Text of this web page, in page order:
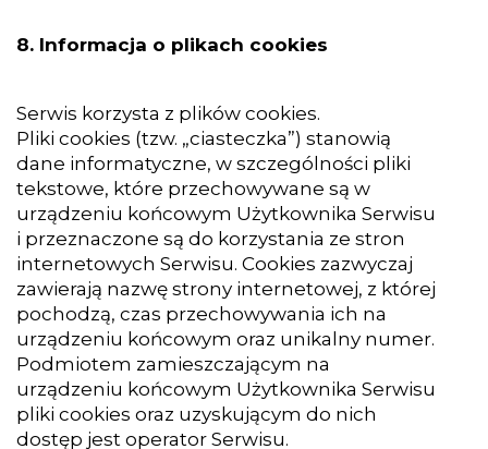
8. Informacja o plikach cookies
Serwis korzysta z plików cookies.
Pliki cookies (tzw. „ciasteczka”) stanowią
dane informatyczne, w szczególności pliki
tekstowe, które przechowywane są w
urządzeniu końcowym Użytkownika Serwisu
i przeznaczone są do korzystania ze stron
internetowych Serwisu. Cookies zazwyczaj
zawierają nazwę strony internetowej, z której
pochodzą, czas przechowywania ich na
urządzeniu końcowym oraz unikalny numer.
Podmiotem zamieszczającym na
urządzeniu końcowym Użytkownika Serwisu
pliki cookies oraz uzyskującym do nich
dostęp jest operator Serwisu.